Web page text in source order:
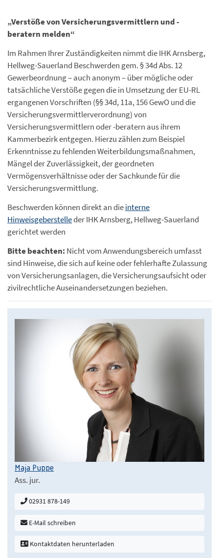
„Verstöße von Versicherungsvermittlern und -
beratern melden“
Im Rahmen Ihrer Zuständigkeiten nimmt die IHK Arnsberg,
Hellweg-Sauerland Beschwerden gem. § 34d Abs. 12
Gewerbeordnung – auch anonym – über mögliche oder
tatsächliche Verstöße gegen die in Umsetzung der EU-RL
ergangenen Vorschriften (§§ 34d, 11a, 156 GewO und die
Versicherungsvermittlerverordnung) von
Versicherungsvermittlern oder -beratern aus ihrem
Kammerbezirk entgegen. Hierzu zählen zum Beispiel
Erkenntnisse zu fehlenden Weiterbildungsmaßnahmen,
Mängel der Zuverlässigkeit, der geordneten
Vermögensverhältnisse oder der Sachkunde für die
Versicherungsvermittlung.
Beschwerden können direkt an dieinterne
Hinweisgeberstelleder IHK Arnsberg, Hellweg-Sauerland
gerichtet werden
Bitte beachten: Nicht vom Anwendungsbereich umfasst
sind Hinweise, die sich auf keine oder fehlerhafte Zulassung
von Versicherungsanlagen, die Versicherungsaufsicht oder
zivilrechtliche Auseinandersetzungen beziehen.
Maja Puppe
Ass. jur.
02931 878-149
E-Mail schreiben
Kontaktdaten herunterladen